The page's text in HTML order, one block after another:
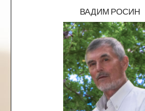
ВАДИМ РОСИН